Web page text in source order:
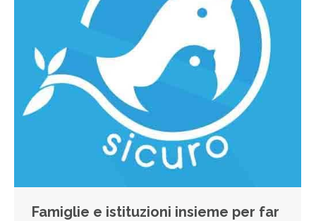
Famiglie e istituzioni insieme per far